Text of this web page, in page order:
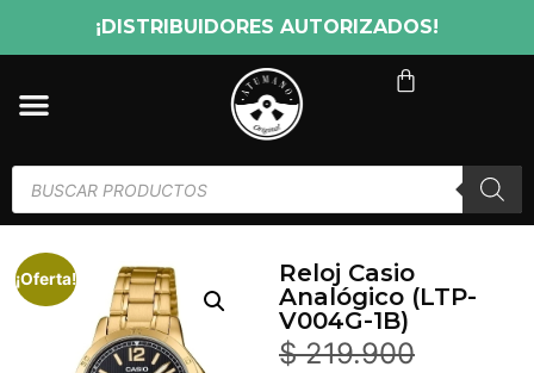
¡DISTRIBUIDORES AUTORIZADOS!
¡Oferta!
Reloj Casio
Analógico (LTP-
V004G-1B)
$219.900